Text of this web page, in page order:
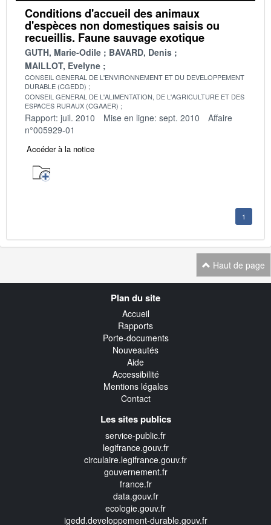
Conditions d'accueil des animaux
d'espèces non domestiques saisis ou
recueillis. Faune sauvage exotique
GUTH, Marie-Odile
BAVARD, Denis
MAILLOT, Evelyne
CONSEIL GENERAL DE L'ENVIRONNEMENT ET DU DEVELOPPEMENT
DURABLE (CGEDD)
CONSEIL GENERAL DE L'ALIMENTATION, DE L'AGRICULTURE ET DES
ESPACES RURAUX (CGAAER)
Rapport: juil. 2010 Mise en ligne: sept. 2010
Affaire
n°005929-01
Accéder à la notice
1
Haut de page
Plan du site
Accueil
Rapports
Porte-documents
Nouveautés
Aide
Accessibilité
Mentions légales
Contact
Les sites publics
service-public.fr
legifrance.gouv.fr
circulaire.legifrance.gouv.fr
gouvernement.fr
france.fr
data.gouv.fr
ecologie.gouv.fr
igedd.developpement-durable.gouv.fr